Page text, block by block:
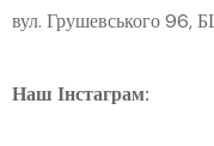
вул. Грушевського 96,
Наш Інстаграм: